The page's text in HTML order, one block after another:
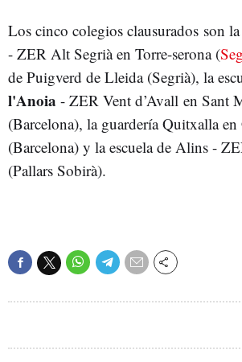
Los cinco colegios clausurados son
- ZER Alt Segrià en Torre-serona (
de Puigverd de Lleida (Segrià), la
l'Anoia - ZER Vent d’Avall en Sant
(Barcelona), la guardería Quitxalla
(Barcelona) y la escuela de Alins -
(Pallars Sobirà).